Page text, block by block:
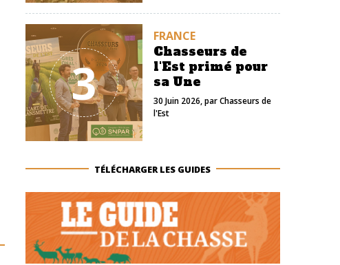
3
FRANCE
Chasseurs de
l'Est primé pour
sa Une
30 Juin 2026, parChasseurs de
l'Est
TÉLÉCHARGER LES GUIDES